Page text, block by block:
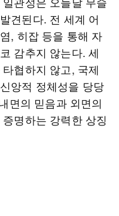
견된다. 전 세계 어
, 히잡 등을 통해 자
감추지 않는다. 세
협하지 않고, 국제
앙적 정체성을 당당
면의 믿음과 외면의
명하는 강력한 상징